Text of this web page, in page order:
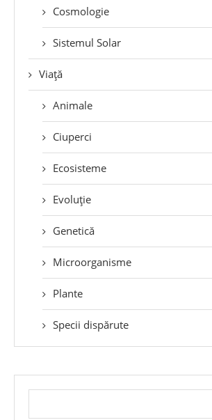
Cosmologie
Sistemul Solar
Viață
Animale
Ciuperci
Ecosisteme
Evoluție
Genetică
Microorganisme
Plante
Specii dispărute